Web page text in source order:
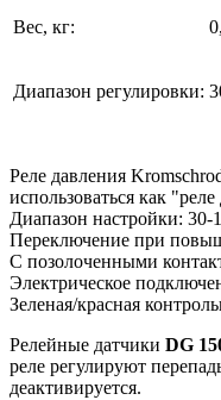
Вес, кг:
Диапазон регулировки:
Реле давления
использоваться как
Диапазон настройки: 30-
Переключение при
С позолоченными
Электрическое
Зеленая/красная
Релейные датчики DG
реле регулируют
деактивируется.